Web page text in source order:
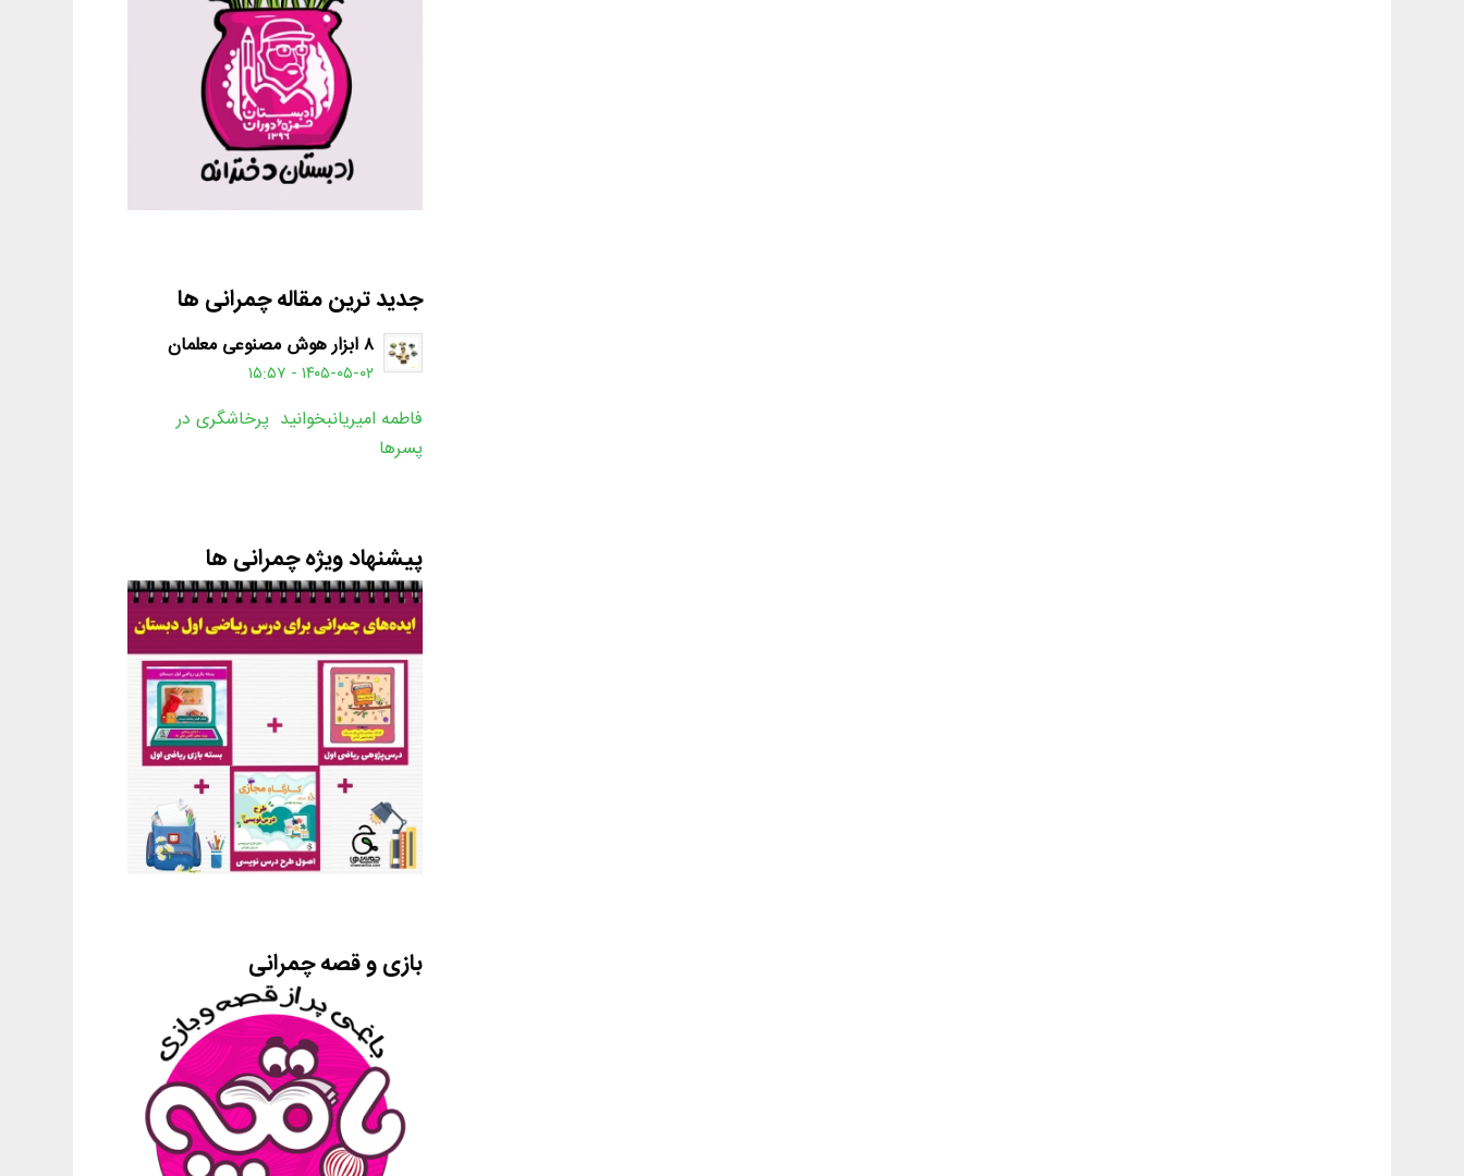
جدید ترین مقاله چمرانی ها
۸ ابزار هوش مصنوعی معلمان
۱۴۰۵-۰۵-۰۲ - ۱۵:۵۷
فاطمه امیریانبخوانید پرخاشگری در
پسرها
پیشنهاد ویژه چمرانی ها
بازی و قصه چمرانی